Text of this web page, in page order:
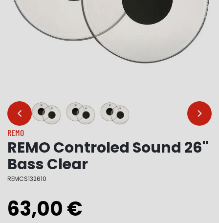
… …
REMO
REMO Controled Sound 26"
Bass Clear
REMCS132610
63,00 €